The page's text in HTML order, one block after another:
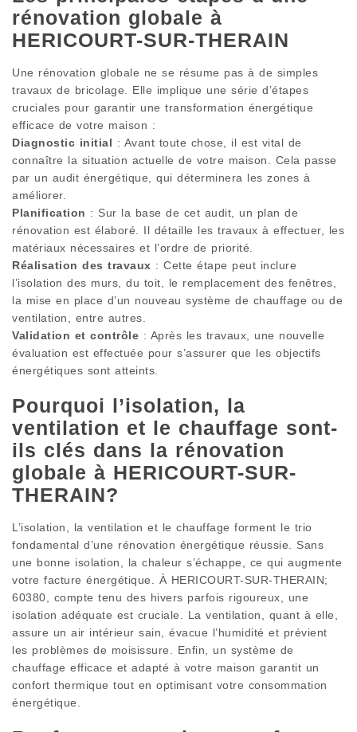
rénovation globale à
HERICOURT-SUR-THERAIN
Une rénovation globale ne se résume pas à de simples
travaux de bricolage. Elle implique une série d’étapes
cruciales pour garantir une transformation énergétique
efficace de votre maison :
Diagnostic initial : Avant toute chose, il est vital de
connaître la situation actuelle de votre maison. Cela passe
par un audit énergétique, qui déterminera les zones à
améliorer.
Planification : Sur la base de cet audit, un plan de
rénovation est élaboré. Il détaille les travaux à effectuer, les
matériaux nécessaires et l’ordre de priorité.
Réalisation des travaux : Cette étape peut inclure
l’isolation des murs, du toit, le remplacement des fenêtres,
la mise en place d’un nouveau système de chauffage ou de
ventilation, entre autres.
Validation et contrôle : Après les travaux, une nouvelle
évaluation est effectuée pour s’assurer que les objectifs
énergétiques sont atteints.
Pourquoi l’isolation, la
ventilation et le chauffage sont-
ils clés dans la rénovation
globale à HERICOURT-SUR-
THERAIN?
L’isolation, la ventilation et le chauffage forment le trio
fondamental d’une rénovation énergétique réussie. Sans
une bonne isolation, la chaleur s’échappe, ce qui augmente
votre facture énergétique. À HERICOURT-SUR-THERAIN;
60380, compte tenu des hivers parfois rigoureux, une
isolation adéquate est cruciale. La ventilation, quant à elle,
assure un air intérieur sain, évacue l’humidité et prévient
les problèmes de moisissure. Enfin, un système de
chauffage efficace et adapté à votre maison garantit un
confort thermique tout en optimisant votre consommation
énergétique.